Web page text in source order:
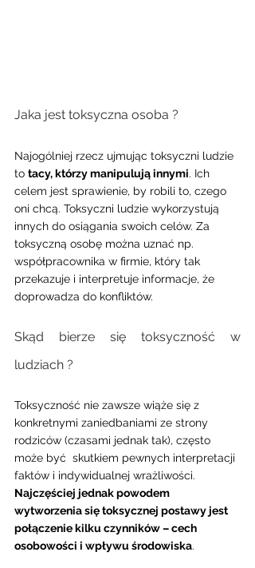
Jaka jest toksyczna osoba ?
Najogólniej rzecz ujmując toksyczni ludzie
to tacy, którzy manipulują innymi. Ich
celem jest sprawienie, by robili to, czego
oni chcą. Toksyczni ludzie wykorzystują
innych do osiągania swoich celów. Za
toksyczną osobę można uznać np.
współpracownika w firmie, który tak
przekazuje i interpretuje informacje, że
doprowadza do konfliktów.
Skąd bierze się toksyczność w
ludziach ?
Toksyczność nie zawsze wiąże się z
konkretnymi zaniedbaniami ze strony
rodziców (czasami jednak tak), często
może być  skutkiem pewnych interpretacji
faktów i indywidualnej wrażliwości.
Najczęściej jednak powodem
wytworzenia się toksycznej postawy jest
połączenie kilku czynników – cech
osobowości i wpływu środowiska.